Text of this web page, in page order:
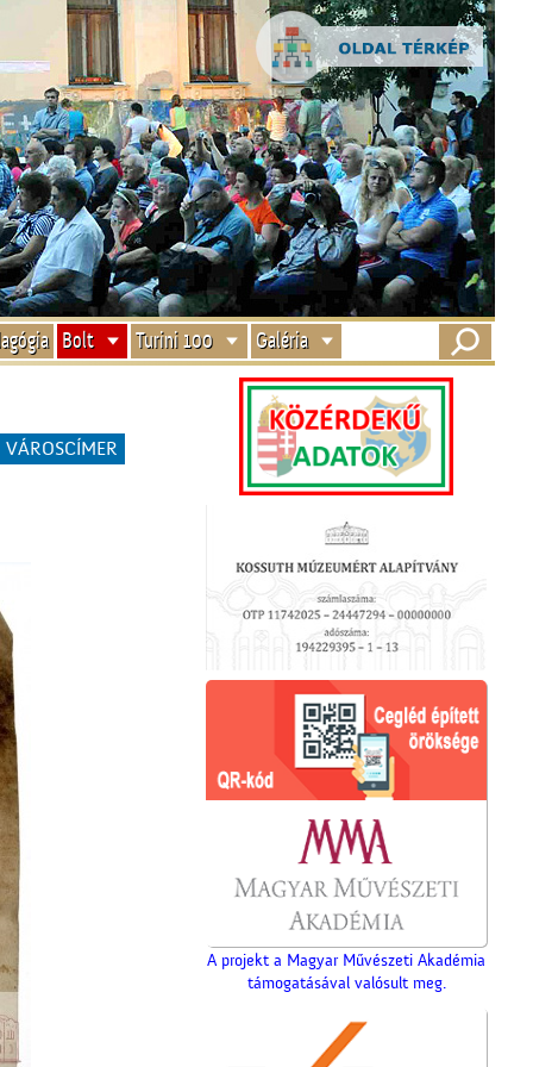
Bolt Turini 100 Galéria
VÁROSCÍMER
A projekt a Magyar Művészeti Akadémia
támogatásával valósult meg.